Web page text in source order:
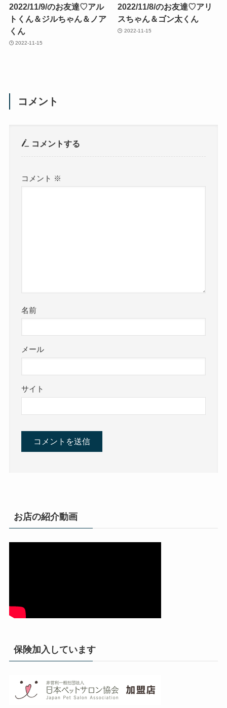
2022/11/9/のお友達♡アル
トくん＆ジルちゃん＆ノア
くん
2022-11-15
2022/11/8/のお友達♡アリ
スちゃん＆ゴン太くん
2022-11-15
コメント
コメントする
コメント ※
名前
メール
サイト
お店の紹介動画
保険加入しています